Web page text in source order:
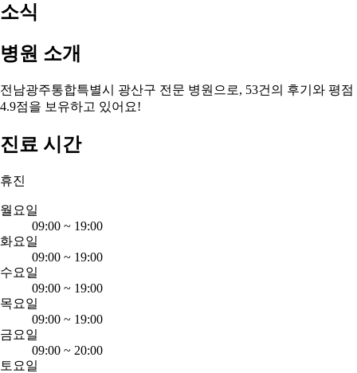
소식
병원 소개
전남광주통합특별시 광산구 전문 병원으로, 53건의 후기와 평점
4.9점을 보유하고 있어요!
진료 시간
휴진
월요일
09:00 ~ 19:00
화요일
09:00 ~ 19:00
수요일
09:00 ~ 19:00
목요일
09:00 ~ 19:00
금요일
09:00 ~ 20:00
토요일